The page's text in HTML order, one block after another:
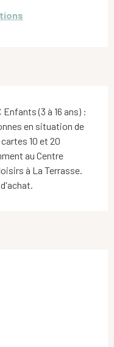
(3 à 16 ans) :
en situation de
10 et 20
au Centre
à La Terrasse.